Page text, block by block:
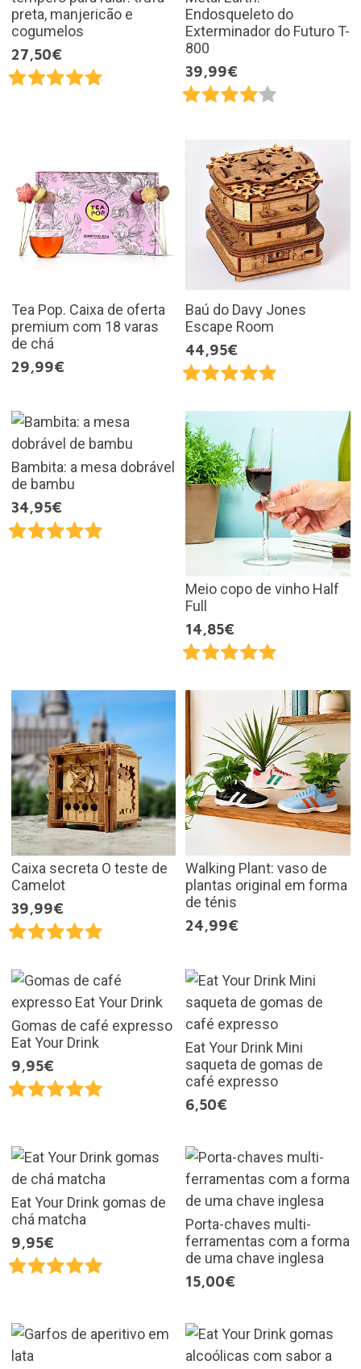
preta, manjericão e
cogumelos
27,50€
Endosqueleto do
Exterminador do Futuro T-
800
39,99€
Tea Pop. Caixa de oferta
premium com 18 varas
de chá
29,99€
Baú do Davy Jones
Escape Room
44,95€
Bambita: a mesa dobrável
de bambu
34,95€
Meio copo de vinho Half
Full
14,85€
Caixa secreta O teste de
Camelot
39,99€
Walking Plant: vaso de
plantas original em forma
de ténis
24,99€
Gomas de café expresso
Eat Your Drink
9,95€
Eat Your Drink Mini
saqueta de gomas de
café expresso
6,50€
Eat Your Drink gomas de
chá matcha
9,95€
Porta-chaves multi-
ferramentas com a forma
de uma chave inglesa
15,00€